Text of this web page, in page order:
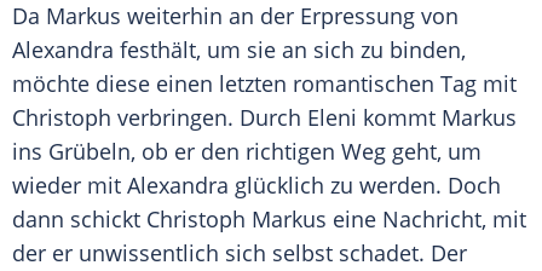
Da Markus weiterhin an der Erpressung von
Alexandra festhält, um sie an sich zu binden,
möchte diese einen letzten romantischen Tag mit
Christoph verbringen. Durch Eleni kommt Markus
ins Grübeln, ob er den richtigen Weg geht, um
wieder mit Alexandra glücklich zu werden. Doch
dann schickt Christoph Markus eine Nachricht, mit
der er unwissentlich sich selbst schadet. Der